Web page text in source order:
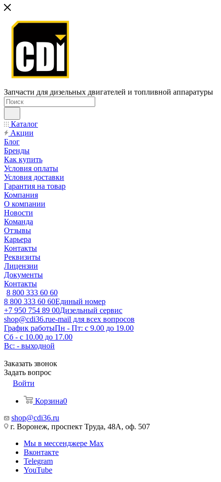
Запчасти для дизельных двигателей и топливной аппаратуры
Каталог
Акции
Блог
Бренды
Как купить
Условия оплаты
Условия доставки
Гарантия на товар
Компания
О компании
Новости
Команда
Отзывы
Карьера
Контакты
Реквизиты
Лицензии
Документы
Контакты
8 800 333 60 60
8 800 333 60 60Единый номер
+7 950 754 89 00Дизельный сервис
shop@cdi36.rue-mail для всех вопросов
График работыПн - Пт: с 9.00 до 19.00
Сб - с 10.00 до 17.00
Вс: - выходной
Заказать звонок
Задать вопрос
Войти
Корзина0
shop@cdi36.ru
г. Воронеж, проспект Труда, 48А, оф. 507
Мы в мессенджере Max
Вконтакте
Telegram
YouTube